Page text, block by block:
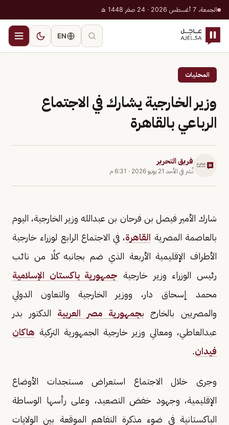
الجمعة، 7 أغسطس 2026 · 24 صفر 1448 هـ
EN
المحليات
وزير الخارجية يشارك في الاجتماع
الرباعي بالقاهرة
فريق التحرير
نُشر في الأحد 21 يونيو 2026 · 6:31 م
شارك الأمير فيصل بن فرحان بن عبدالله وزير الخارجية، اليوم
بالعاصمة المصرية القاهرة، في الاجتماع الرابع لوزراء خارجية
الأطراف الإقليمية الأربعة الذي ضم بجانبه كلًا من نائب
رئيس الوزراء وزير خارجية جمهورية باكستان الإسلامية
محمد إسحاق دار، ووزير الخارجية والتعاون الدولي
والمصريين بالخارج بجمهورية مصر العربية الدكتور بدر
عبدالعاطي، ومعالي وزير خارجية الجمهورية التركية هاكان
فيدان.
وجرى خلال الاجتماع استعراض مستجدات الأوضاع
الإقليمية، وجهود خفض التصعيد، وعلى رأسها الوساطة
الباكستانية في ضوء مذكرة التفاهم الموقعة بين الولايات